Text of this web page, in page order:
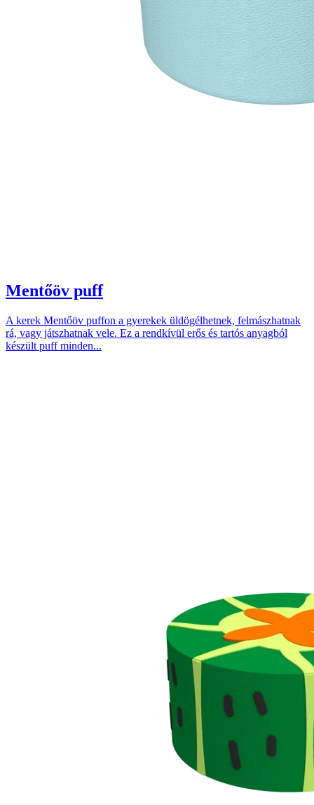
Mentőöv puff
A kerek Mentőöv puffon a gyerekek üldögélhetnek, felmászhatnak
rá, vagy játszhatnak vele. Ez a rendkívül erős és tartós anyagból
készült puff minden...